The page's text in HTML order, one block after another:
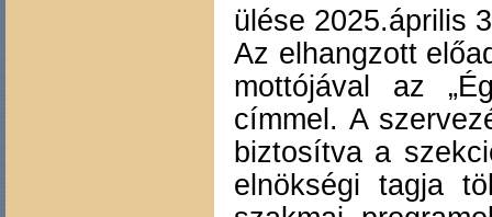
ülése 2025.április
Az elhangzott
mottójával az
címmel. A
biztosítva a
elnökségi tagja